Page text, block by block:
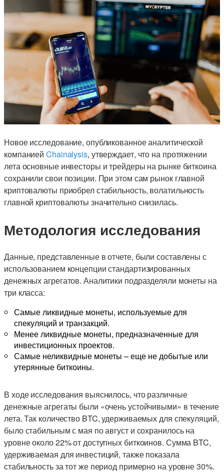
Новое исследование, опубликованное аналитической
компанией Chainalysis, утверждает, что на протяжении
лета основные инвесторы и трейдеры на рынке биткоина
сохранили свои позиции. При этом сам рынок главной
криптовалюты приобрел стабильность, волатильность
главной криптовалюты значительно снизилась.
Методология исследования
Данные, представленные в отчете, были составлены с
использованием концепции стандартизированных
денежных агрегатов. Аналитики подразделяли монеты на
три класса:
Самые ликвидные монеты, используемые для
спекуляций и транзакций.
Менее ликвидные монеты, предназначенные для
инвестиционных проектов.
Самые неликвидные монеты – еще не добытые или
утерянные биткоины.
В ходе исследования выяснилось, что различные
денежные агрегаты были «очень устойчивыми» в течение
лета. Так количество BTC, удерживаемых для спекуляций,
было стабильным с мая по август и сохранилось на
уровне около 22% от доступных биткоинов. Сумма BTC,
удерживаемая для инвестиций, также показала
стабильность за тот же период примерно на уровне 30%.